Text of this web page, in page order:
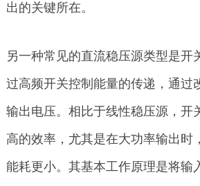
出的关键所在。
另一种常见的直流稳压源类型是开
过高频开关控制能量的传递，通过
输出电压。相比于线性稳压源，开
高的效率，尤其是在大功率输出时
能耗更小。其基本工作原理是将输